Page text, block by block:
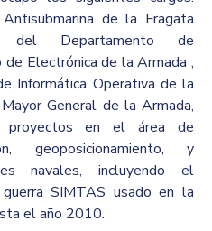
de la Fragata
del Departamento de
de Electrónica de la Armada ,
Informática Operativa de la
General de la Armada,
proyectos en el área de
geoposicionamiento, y
navales, incluyendo el
SIMTAS usado en la
el año 2010.